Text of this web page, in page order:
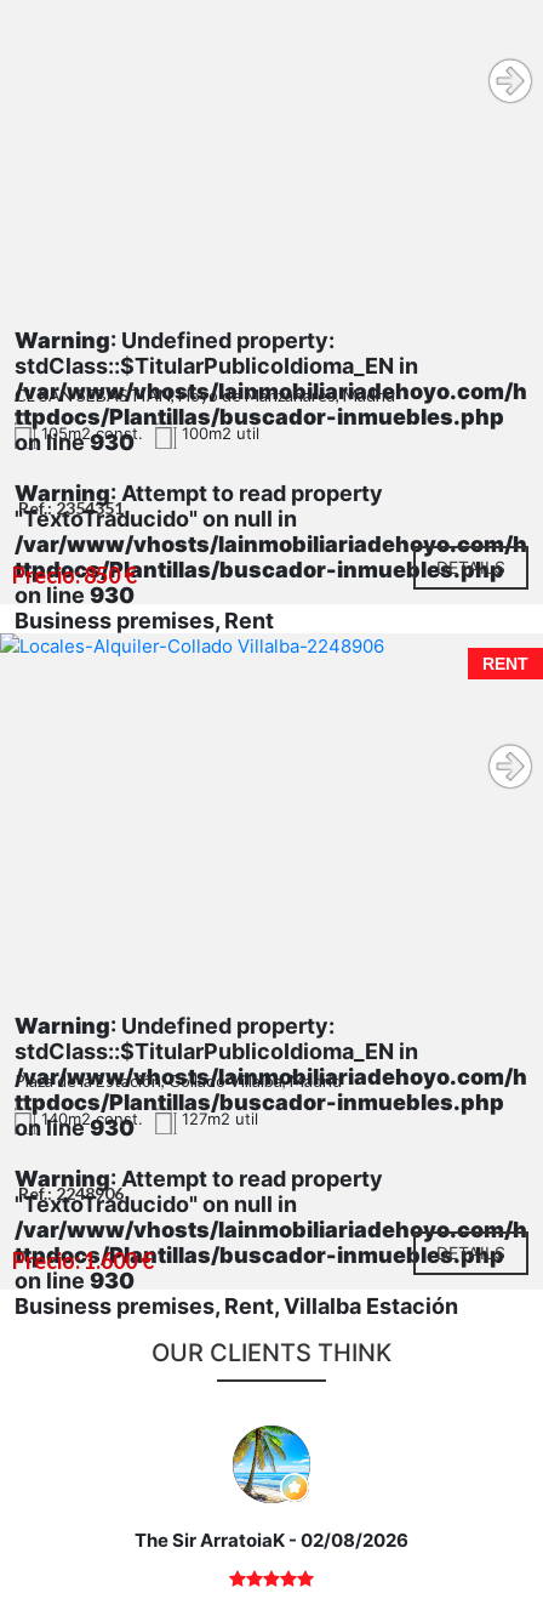
Warning: Undefined property:
stdClass::$TitularPublicoIdioma_EN in
/var/www/vhosts/lainmobiliariadehoyo.com/h
ttpdocs/Plantillas/buscador-inmuebles.php
on line930
Warning: Attempt to read property
"TextoTraducido" on null in
/var/www/vhosts/lainmobiliariadehoyo.com/h
ttpdocs/Plantillas/buscador-inmuebles.php
on line 930
Business premises, Rent
CL SAN SEBASTIAN, Hoyo de Manzanares, Madrid
105m2 const. 100m2 util
Ref.: 2354351
Precio: 850 € DETAILS
RENT
Warning: Undefined property:
stdClass::$TitularPublicoIdioma_EN in
/var/www/vhosts/lainmobiliariadehoyo.com/h
ttpdocs/Plantillas/buscador-inmuebles.php
on line930
Warning: Attempt to read property
"TextoTraducido" on null in
/var/www/vhosts/lainmobiliariadehoyo.com/h
ttpdocs/Plantillas/buscador-inmuebles.php
on line 930
Business premises, Rent, Villalba Estación
Plaza de la Estación, Collado Villalba, Madrid
140m2 const. 127m2 util
Ref.: 2248906
Precio: 1.600 € DETAILS
OUR CLIENTS THINK
The Sir ArratoiaK - 02/08/2026